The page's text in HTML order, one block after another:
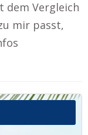
dem Vergleich
mir passt,